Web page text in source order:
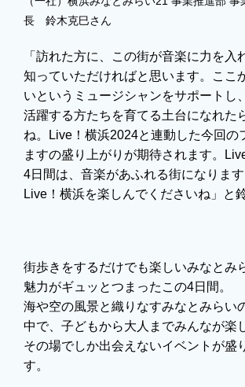
長 鈴木克巳さん
「訪れた方に、この街が音楽に力を入
知っていただければと思います。ここ
いというミュージシャンをサポートし
活躍する方たちを育てる土台になれた
ね。Live！横浜2024と連動した今回の
ますの盛り上がりが期待されます。
4日間は、音楽があふれる街になりま
Live！横浜を楽しんでくださいね」と
街歩きをするだけでも楽しいみなとみ
魅力がギュッとつまったこの4日間。
海や空の風景と織りなすみなとみらい
中で、子どもから大人までみんなが楽
その場でしか出会えないイベントが盛
す。